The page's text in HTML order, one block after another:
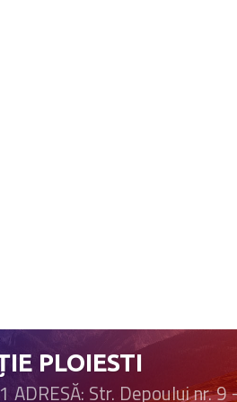
PLOIESTI
Str. Depoului nr. 9